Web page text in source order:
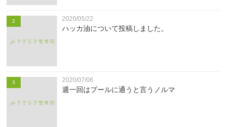
2 2020/05/22
ハッカ油について投稿しました。
3 2020/07/06
週一回はプールに通うと言うノルマ